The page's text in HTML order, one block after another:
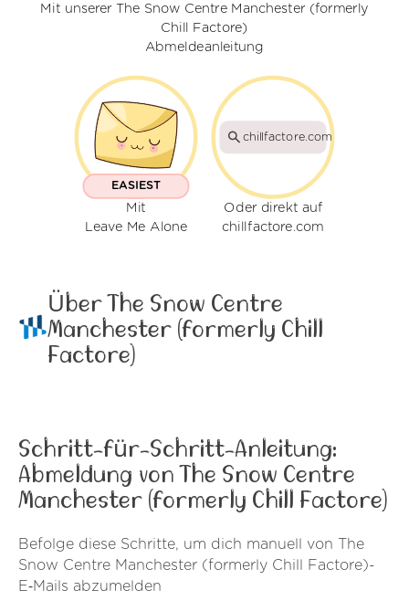
Mit unserer The Snow Centre Manchester (formerly
Chill Factore)
Abmeldeanleitung
EASIEST
Mit
Leave Me Alone
chillfactore.com
Oder direkt auf
chillfactore.com
Über The Snow Centre
Manchester (formerly Chill
Factore)
Schritt-für-Schritt-Anleitung:
Abmeldung von The Snow Centre
Manchester (formerly Chill Factore)
Befolge diese Schritte, um dich manuell von The
Snow Centre Manchester (formerly Chill Factore)-
E‑Mails abzumelden